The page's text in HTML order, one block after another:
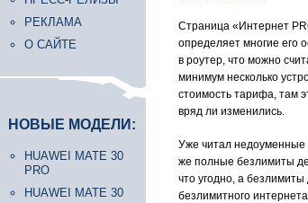
РЕКЛАМА
О САЙТЕ
НОВЫЕ МОДЕЛИ:
HUAWEI MATE 30
PRO
HUAWEI MATE 30
Страница «Интернет
определяет многие его
в роутер, что можно
минимум несколько
стоимость тарифа, там
вряд ли изменились.
Уже читал недоуменные
же полные безлимиты
что угодно, а
безлимитного